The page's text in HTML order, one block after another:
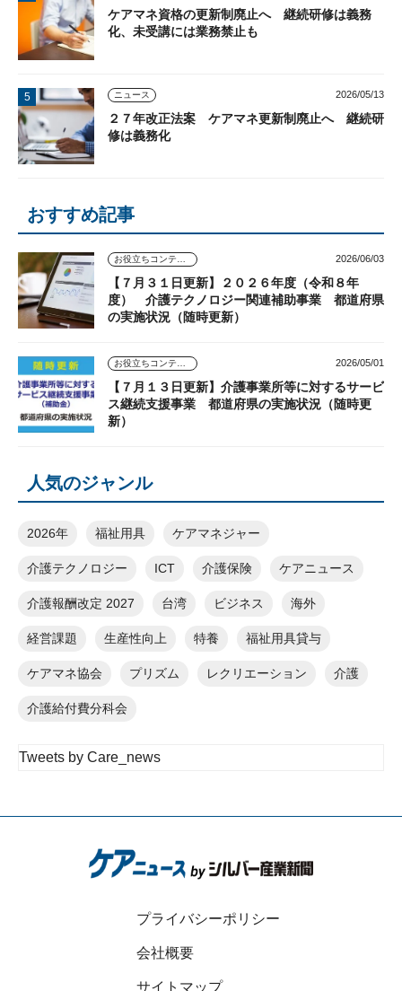
ケアマネ資格の更新制廃止へ 継続研修は義務
化、未受講には業務禁止も
ニュース 2026/05/13
２７年改正法案 ケアマネ更新制廃止へ 継続研
修は義務化
おすすめ記事
お役立ちコンテンツ 2026/06/03
【７月３１日更新】２０２６年度（令和８年
度） 介護テクノロジー関連補助事業 都道府県
の実施状況（随時更新）
お役立ちコンテンツ 2026/05/01
【７月１３日更新】介護事業所等に対するサービ
ス継続支援事業 都道府県の実施状況（随時更
新）
人気のジャンル
2026年 福祉用具 ケアマネジャー
介護テクノロジー ICT 介護保険 ケアニュース
介護報酬改定 2027 台湾 ビジネス 海外
経営課題 生産性向上 特養 福祉用具貸与
ケアマネ協会 プリズム レクリエーション 介護
介護給付費分科会
Tweets by Care_news
プライバシーポリシー
会社概要
サイトマップ